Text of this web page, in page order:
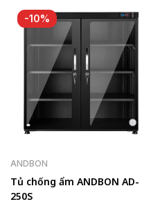
-10%
ANDBON
Tủ chống ẩm ANDBON AD-
250S